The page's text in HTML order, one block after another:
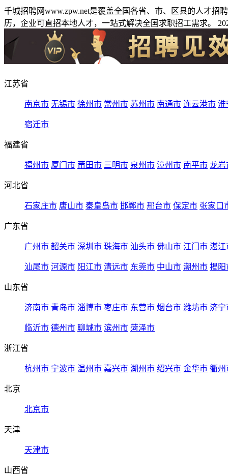
千城招聘网www.zpw.net是覆盖全国各省、市、区县的人才
历，企业可直招本地人才，一站式解决全国求职招工需求。
江苏省
南京市 无锡市 徐州市 常州市 苏州市 南通市 连云港市 淮
宿迁市
福建省
福州市 厦门市 莆田市 三明市 泉州市 漳州市 南平市 龙岩
河北省
石家庄市 唐山市 秦皇岛市 邯郸市 邢台市 保定市 张家口
广东省
广州市 韶关市 深圳市 珠海市 汕头市 佛山市 江门市 湛江
汕尾市 河源市 阳江市 清远市 东莞市 中山市 潮州市 揭阳
山东省
济南市 青岛市 淄博市 枣庄市 东营市 烟台市 潍坊市 济宁
临沂市 德州市 聊城市 滨州市 菏泽市
浙江省
杭州市 宁波市 温州市 嘉兴市 湖州市 绍兴市 金华市 衢州
北京
北京市
天津
天津市
山西省